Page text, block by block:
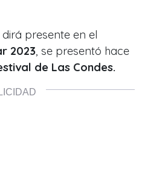
presente en el
2023, se presentó hace
de Las Condes.